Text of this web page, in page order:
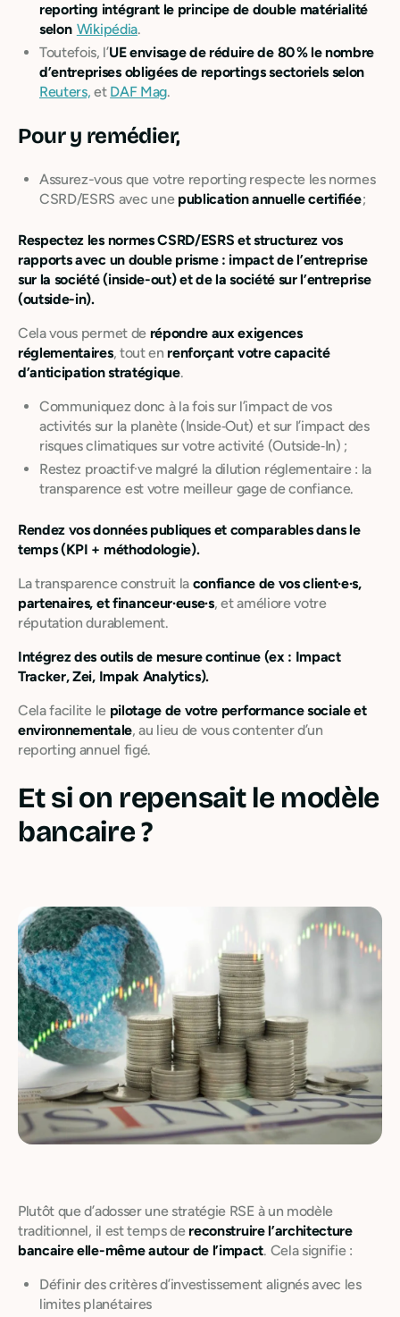
reporting intégrant le principe de double matérialité
selon Wikipédia.
Toutefois, l’UE envisage de réduire de 80 % le nombre
d’entreprises obligées de reportings sectoriels selon
Reuters, et DAF Mag.
Pour y remédier,
Assurez-vous que votre reporting respecte les normes
CSRD/ESRS avec une publication annuelle certifiée;
Respectez les normes CSRD/ESRS et structurez vos
rapports avec un double prisme : impact de l’entreprise
sur la société (inside-out) et de la société sur l’entreprise
(outside-in).
Cela vous permet de répondre aux exigences
réglementaires, tout enrenforçant votre capacité
d’anticipation stratégique.
Communiquez donc à la fois sur l’impact de vos
activités sur la planète (Inside‑Out) et sur l’impact des
risques climatiques sur votre activité (Outside‑In) ;
Restez proactif·ve malgré la dilution réglementaire : la
transparence est votre meilleur gage de confiance.
Rendez vos données publiques et comparables dans le
temps (KPI + méthodologie).
La transparence construit la confiance de vos client·e·s,
partenaires, et financeur·euse·s, et améliore votre
réputation durablement.
Intégrez des outils de mesure continue (ex : Impact
Tracker, Zei, Impak Analytics).
Cela facilite le pilotage de votre performance sociale et
environnementale, au lieu de vous contenter d’un
reporting annuel figé.
Et si on repensait le modèle
bancaire ?
Plutôt que d’adosser une stratégie RSE à un modèle
traditionnel, il est temps dereconstruire l’architecture
bancaire elle-même autour de l’impact. Cela signifie :
Définir des critères d’investissement alignés avec les
limites planétaires